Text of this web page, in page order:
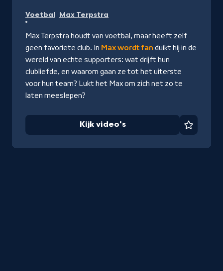
video's
Voetbal Max Terpstra
Max Terpstra houdt van voetbal, maar heeft zelf
geen favoriete club. In Max wordt fan duikt hij in de
wereld van echte supporters: wat drijft hun
clubliefde, en waarom gaan ze tot het uiterste
voor hun team? Lukt het Max om zich net zo te
laten meeslepen?
Kijk video's